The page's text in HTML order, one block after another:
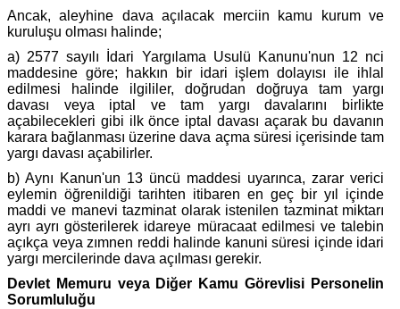
Ancak, aleyhine dava açılacak merciin kamu kurum ve
kuruluşu olması halinde;
a) 2577 sayılı İdari Yargılama Usulü Kanunu'nun 12 nci
maddesine göre; hakkın bir idari işlem dolayısı ile ihlal
edilmesi halinde ilgililer, doğrudan doğruya tam yargı
davası veya iptal ve tam yargı davalarını birlikte
açabilecekleri gibi ilk önce iptal davası açarak bu davanın
karara bağlanması üzerine dava açma süresi içerisinde tam
yargı davası açabilirler.
b) Aynı Kanun'un 13 üncü maddesi uyarınca, zarar verici
eylemin öğrenildiği tarihten itibaren en geç bir yıl içinde
maddi ve manevi tazminat olarak istenilen tazminat miktarı
ayrı ayrı gösterilerek idareye müracaat edilmesi ve talebin
açıkça veya zımnen reddi halinde kanuni süresi içinde idari
yargı mercilerinde dava açılması gerekir.
Devlet Memuru veya Diğer Kamu Görevlisi Personelin
Sorumluluğu